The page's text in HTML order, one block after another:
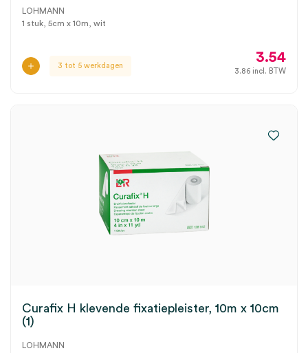
LOHMANN
1 stuk, 5cm x 10m, wit
3 tot 5 werkdagen
3.54
3.86 incl. BTW
Curafix H klevende fixatiepleister, 10m x 10cm
(1)
LOHMANN